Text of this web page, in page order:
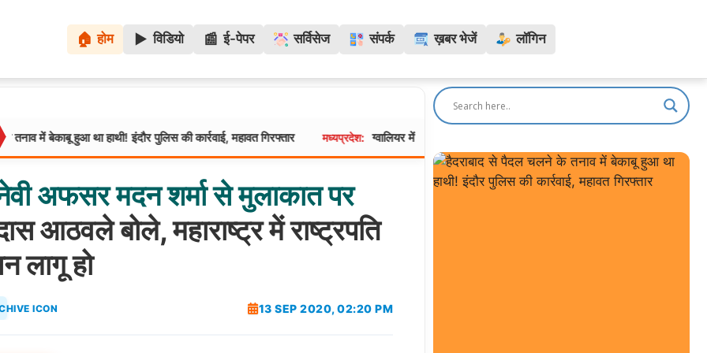
🏠 होम ▶️ विडियो 📰 ई-पेपर सर्विसेज संपर्क ख़बर भेजें लॉगिन
था हाथी! इंदौर पुलिस की कार्रवाई, महावत गिरफ्तार मध्यप्रदेश: ग्वालियर में MITS की बीटेक छात्रा ने हॉस्टल में लगाई फांसी, सहेली को वाट्सऐप पर भेजा “बाय”
अफसरमदनशर्मासेमुलाकातपर
आठवले बोले, महाराष्ट्र में राष्ट्रपति
लागू हो
13 SEP 2020, 02:20 PM